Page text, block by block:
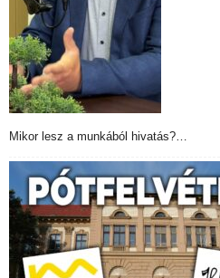
Mikor lesz a munkából hivatás?…